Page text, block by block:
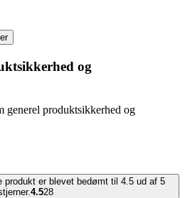
og
generel produktsikkerhed og
produkt er blevet bedømt til 4.5 ud af 5
4.528